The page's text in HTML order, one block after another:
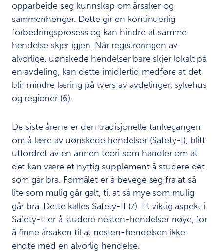
e
k
v
l
i
t
e
s
s
t
e
m
4
En
pasienthistorie
5
Meldekultur
– en
trinnvis
opparbeide seg kunnskap om årsaker og
sammenhenger. Dette gir en kontinuerlig
forbedringsprosess og kan hindre at samme
hendelse skjer igjen. Når registreringen av
alvorlige, uønskede hendelser bare skjer lokalt på
en avdeling, kan dette imidlertid medføre at det
blir mindre læring på tvers av avdelinger, sykehus
og regioner (6).
De siste årene er den tradisjonelle tankegangen
om å lære av uønskede hendelser (Safety-I), blitt
utfordret av en annen teori som handler om at
det kan være et nyttig supplement å studere det
som går bra. Formålet er å bevege seg fra at så
lite som mulig går galt, til at så mye som mulig
går bra. Dette kalles Safety-II (7). Et viktig aspekt i
Safety-II er å studere nesten-hendelser nøye, for
å finne årsaken til at nesten-hendelsen ikke
endte med en alvorlig hendelse.